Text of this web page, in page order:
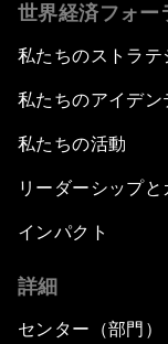
世界経済フォー
私たちのストラテ
私たちのアイデン
私たちの活動
リーダーシップと
インパクト
詳細
センター（部門）